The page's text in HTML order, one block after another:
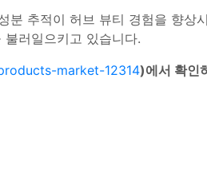
추적이 허브 뷰티 경험을 향상
러일으키고 있습니다.
market-12314)에서 확인